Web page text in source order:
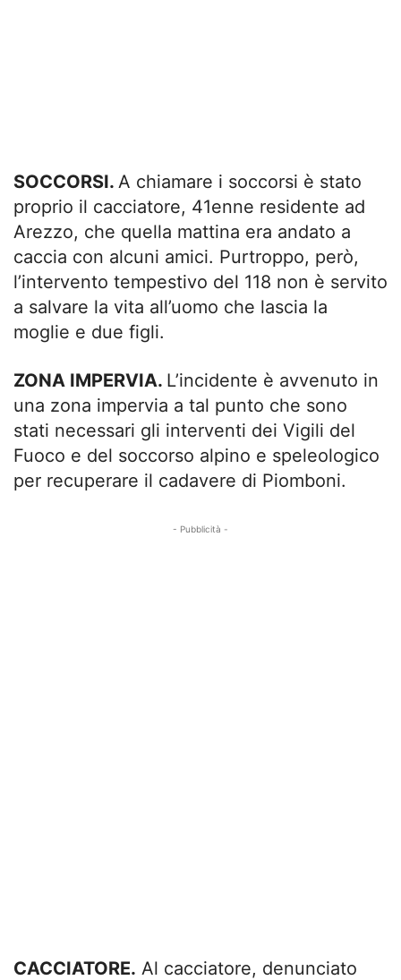
SOCCORSI. A chiamare i soccorsi è stato
proprio il cacciatore, 41enne residente ad
Arezzo, che quella mattina era andato a
caccia con alcuni amici. Purtroppo, però,
l’intervento tempestivo del 118 non è servito
a salvare la vita all’uomo che lascia la
moglie e due figli.
ZONA IMPERVIA. L’incidente è avvenuto in
una zona impervia a tal punto che sono
stati necessari gli interventi dei Vigili del
Fuoco e del soccorso alpino e speleologico
per recuperare il cadavere di Piomboni.
- Pubblicità -
CACCIATORE. Al cacciatore, denunciato